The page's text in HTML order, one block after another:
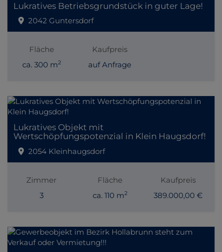
Lukratives Betriebsgrundstück in guter Lage!
2042 Guntersdorf
Fläche
ca. 300 m2
Kaufpreis
auf Anfrage
Lukratives Objekt mit
Wertschöpfungspotenzial in Klein Haugsdorf!
2054 Kleinhaugsdorf
Zimmer
3
Fläche
ca. 110 m2
Kaufpreis
389.000,00 €